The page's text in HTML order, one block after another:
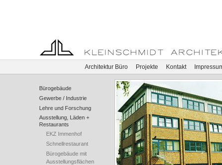
Architektur Büro Projekte Kontakt
Bürogebäude
Gewerbe / Industrie
Lehre und Forschung
Ausstellung, Läden +
Restaurants
EKZ Immenhof
Schnellrestaurant
Bürogebäude mit
Ausstellungsflächen